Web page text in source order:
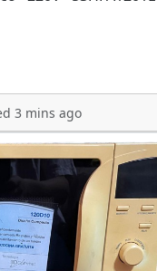
3 mins ago